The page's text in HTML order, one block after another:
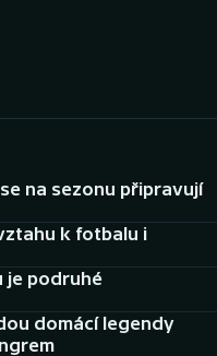
na sezonu připravují
k fotbalu i
je podruhé
domácí legendy